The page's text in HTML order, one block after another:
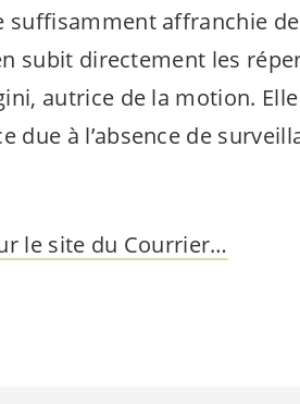
suffisamment affranchie
subit directement les
autrice de la motion.
due à l’absence de
le site du Courrier…